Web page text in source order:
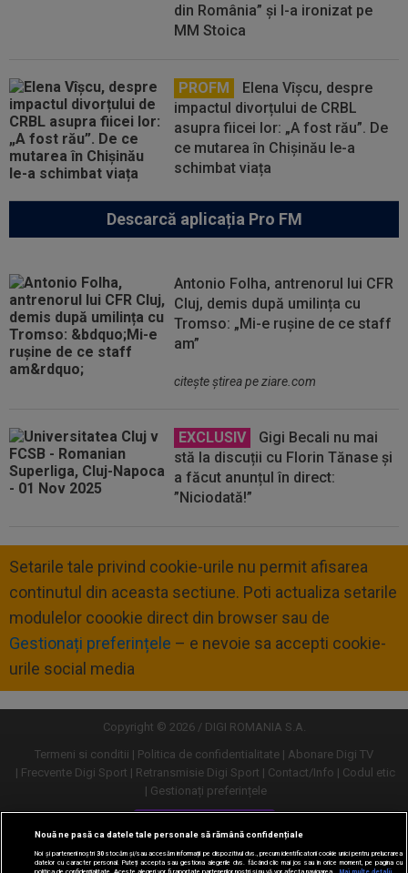
din România” și l-a ironizat pe
MM Stoica
PROFM
Elena Vîșcu, despre
impactul divorțului de CRBL
asupra fiicei lor: „A fost rău”. De
ce mutarea în Chișinău le-a
schimbat viața
Descarcă aplicația Pro FM
Antonio Folha, antrenorul lui CFR
Cluj, demis după umilința cu
Tromso: „Mi-e rușine de ce staff
am”
citeşte ştirea pe ziare.com
EXCLUSIV
Gigi Becali nu mai
stă la discuții cu Florin Tănase și
a făcut anunțul în direct:
”Niciodată!”
Setarile tale privind cookie-urile nu permit afisarea
continutul din aceasta sectiune. Poti actualiza setarile
modulelor coookie direct din browser sau de
Gestionați preferințele – e nevoie sa accepti cookie-
urile social media
Copyright © 2026 / DIGI ROMANIA S.A.
Termeni si conditii
Politica de confidentialitate
Abonare Digi TV
Frecvente Digi Sport
Retransmisie Digi Sport Contact/Info
Codul etic
Gestionați preferințele
Versiune desktop
Nouă ne pasă ca datele tale personale să rămână confidențiale
Noi și partenerii noștri30stocăm și/sau accesăm informații pe dispozitivul dvs., precum identificatorii cookie unici pentru prelucrarea
datelor cu caracter personal. Puteți accepta sau gestiona alegerile dvs. făcând clic mai jos sau în orice moment, pe pagina cu